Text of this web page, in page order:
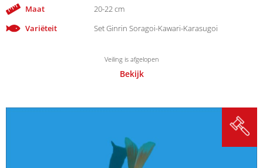
Maat
20-22 cm
Variëteit
Set Ginrin Soragoi-Kawari-Karasugoi
Veiling is afgelopen
Bekijk